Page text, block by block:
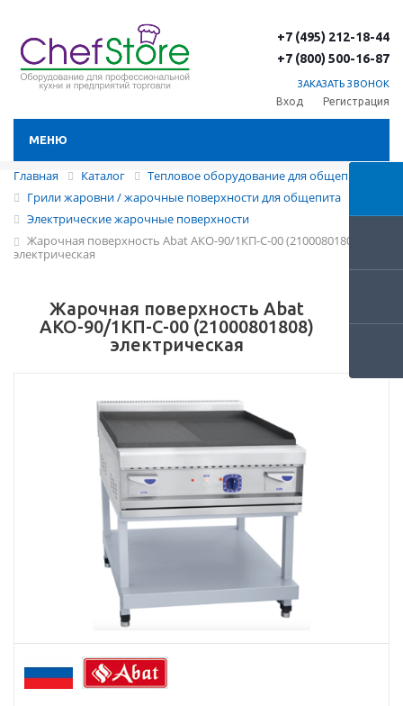
+7 (495) 212-18-44
+7 (800) 500-16-87
ЗАКАЗАТЬ ЗВОНОК
Вход Регистрация
МЕНЮ
Главная Каталог
Тепловое оборудование для общепита
Грили жаровни / жарочные поверхности для общепита
Электрические жарочные поверхности
Жарочная поверхность Abat АКО-90/1КП-С-00 (21000801808)
электрическая
Жарочная поверхность Abat
АКО-90/1КП-С-00 (21000801808)
электрическая